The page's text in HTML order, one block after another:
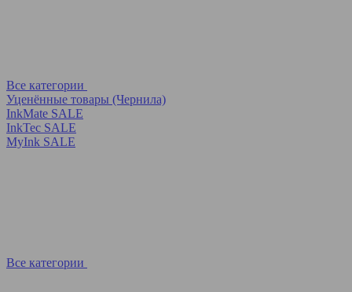
Все категории
Уценённые товары (Чернила)
InkMate SALE
InkTec SALE
MyInk SALE
Все категории